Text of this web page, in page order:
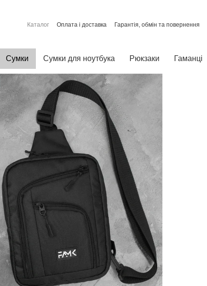
Каталог Оплата і доставка Гарантія, обмін та повернення
Сумки Сумки для ноутбука Рюкзаки Гаманці